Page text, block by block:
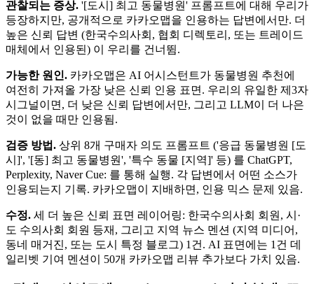
관찰되는 증상. '[도시] 최고 동물병원' 프롬프트에 대해 우리가
등장하지만, 공개적으로 카카오맵을 인용하는 답변에서만. 더
높은 신뢰 답변 (한국수의사회, 협회 디렉토리, 또는 트레이드
매체에서 인용된) 이 우리를 건너뜀.
가능한 원인. 카카오맵은 AI 어시스턴트가 동물병원 추천에
여전히 가져올 가장 낮은 신뢰 인용 표면. 우리의 유일한 제3자
시그널이면, 더 낮은 신뢰 답변에서만, 그리고 LLM이 더 나은
것이 없을 때만 인용됨.
검증 방법. 상위 8개 구매자 의도 프롬프트 ('응급 동물병원 [도
시]', '[동] 최고 동물병원', '특수 동물 [지역]' 등) 를 ChatGPT,
Perplexity, Naver Cue: 를 통해 실행. 각 답변에서 어떤 소스가
인용되는지 기록. 카카오맵이 지배하면, 인용 믹스 문제 있음.
수정. 세 더 높은 신뢰 표면 레이어링: 한국수의사회 회원, 시·
도 수의사회 회원 등재, 그리고 지역 뉴스 멘션 (지역 미디어,
동네 매거진, 또는 도시 특정 블로그) 1건. AI 표면에는 1건 데
일리벳 기여 멘션이 50개 카카오맵 리뷰 추가보다 가치 있음.